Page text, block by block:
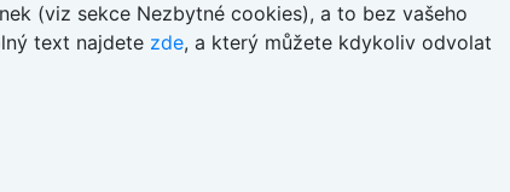
(viz sekce Nezbytné cookies), a to bez vašeho
text najdete zde, a který můžete kdykoliv odvolat